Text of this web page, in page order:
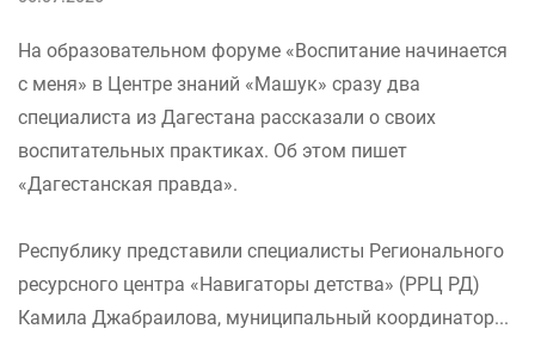
На образовательном форуме «Воспитание начинается
с меня» в Центре знаний «Машук» сразу два
специалиста из Дагестана рассказали о своих
воспитательных практиках. Об этом пишет
«Дагестанская правда».
Республику представили специалисты Регионального
ресурсного центра «Навигаторы детства» (РРЦ РД)
Камила Джабраилова, муниципальный координатор...